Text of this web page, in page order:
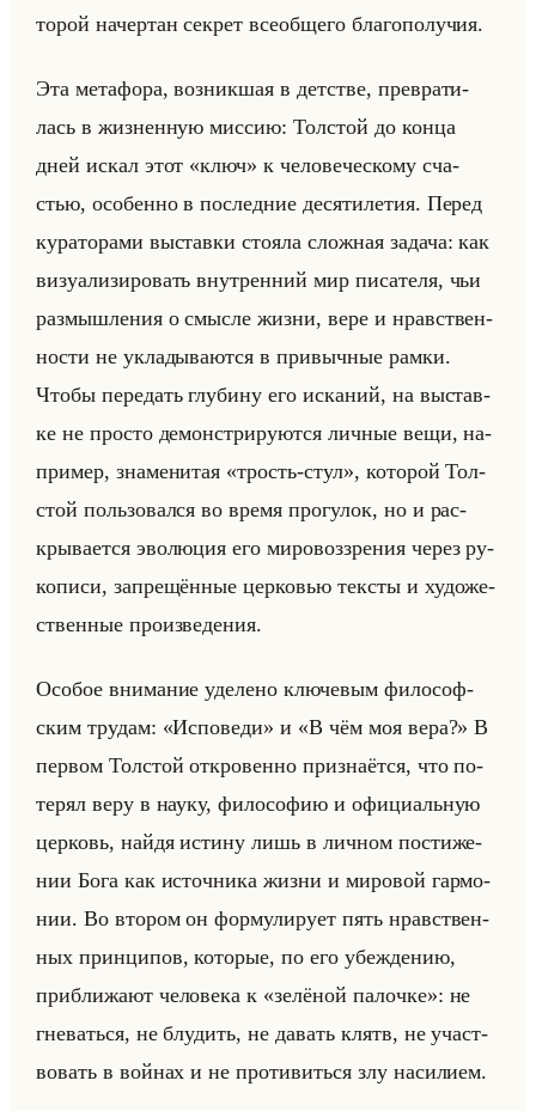
то­рой на­чер­тан сек­рет все­об­ще­го бла­го­по­лу­чия.
Эта ме­та­фо­ра, воз­ник­шая в дет­стве, пре­вра­ти­
лась в жиз­нен­ную мис­сию: Тол­стой до конца
дней искал этот «ключ» к че­ло­ве­че­ско­му сча­
стью, осо­бен­но в по­след­ние де­ся­ти­ле­тия. Перед
ку­ра­то­ра­ми вы­став­ки сто­яла слож­ная за­да­ча: как
ви­зу­али­зи­ро­вать внут­рен­ний мир пи­са­те­ля, чьи
раз­мыш­ле­ния о смыс­ле жизни, вере и нрав­ствен­
но­сти не укла­ды­ва­ют­ся в при­выч­ные рамки.
Чтобы пе­ре­дать глу­би­ну его ис­ка­ний, на вы­став­
ке не про­сто де­мон­стри­ру­ют­ся лич­ные вещи, на­
при­мер, зна­ме­ни­тая «трость-стул», ко­то­рой Тол­
стой пользо­вал­ся во время про­гу­лок, но и рас­
кры­ва­ет­ся эво­лю­ция его ми­ро­воз­зре­ния через ру­
ко­пи­си, за­пре­щён­ные цер­ко­вью тек­сты и ху­до­же­
ствен­ные про­из­ве­де­ния.
Осо­бое вни­ма­ние уде­ле­но клю­че­вым фи­ло­соф­
ским тру­дам: «Исповеди» и «В чём моя вера?» В
пер­вом Тол­стой от­кро­вен­но при­зна­ёт­ся, что по­
те­рял веру в науку, фи­ло­со­фию и офи­ци­альную
цер­ковь, найдя ис­ти­ну лишь в лич­ном по­сти­же­
нии Бога как ис­точ­ни­ка жизни и ми­ро­вой гар­мо­
нии. Во вто­ром он фор­му­ли­ру­ет пять нрав­ствен­
ных прин­ци­пов, ко­то­рые, по его убеж­де­нию,
при­бли­жа­ют че­ло­ве­ка к «зелёной палочке»: не
гне­ваться, не блу­дить, не да­вать клятв, не участ­
во­вать в войнах и не про­ти­виться злу на­си­ли­ем.